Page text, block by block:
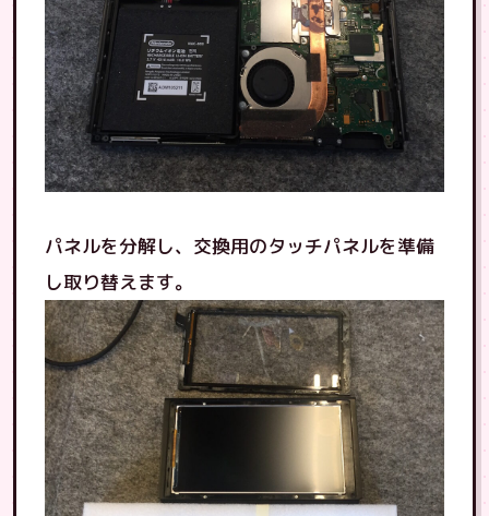
パネルを分解し、交換用のタッチパネルを準備
し取り替えます。